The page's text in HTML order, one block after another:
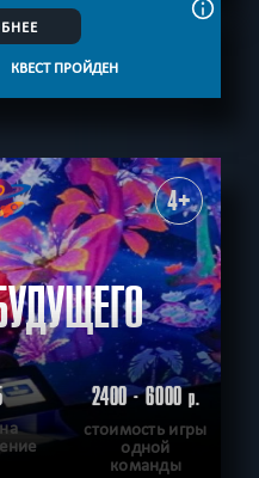
КВЕСТ ПРОЙДЕН
4+
2400 - 6000р.
стоимость игры
одной
команды